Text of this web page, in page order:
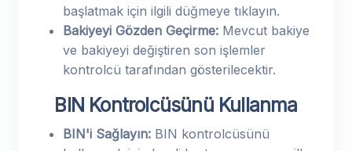
başlatmak için ilgili düğmeye tıklayın.
Bakiyeyi Gözden Geçirme: Mevcut bakiye
ve bakiyeyi değiştiren son işlemler
kontrolcü tarafından gösterilecektir.
BIN Kontrolcüsünü Kullanma
BIN'i Sağlayın: BIN kontrolcüsünü